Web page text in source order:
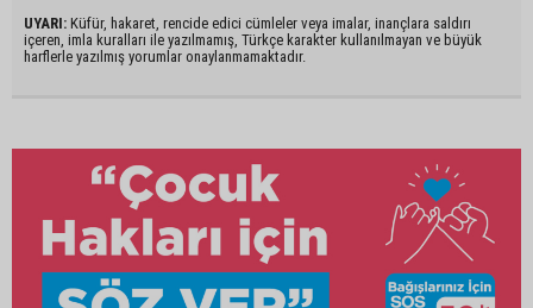
UYARI: Küfür, hakaret, rencide edici cümleler veya imalar, inançlara saldırı
içeren, imla kuralları ile yazılmamış, Türkçe karakter kullanılmayan ve büyük
harflerle yazılmış yorumlar onaylanmamaktadır.